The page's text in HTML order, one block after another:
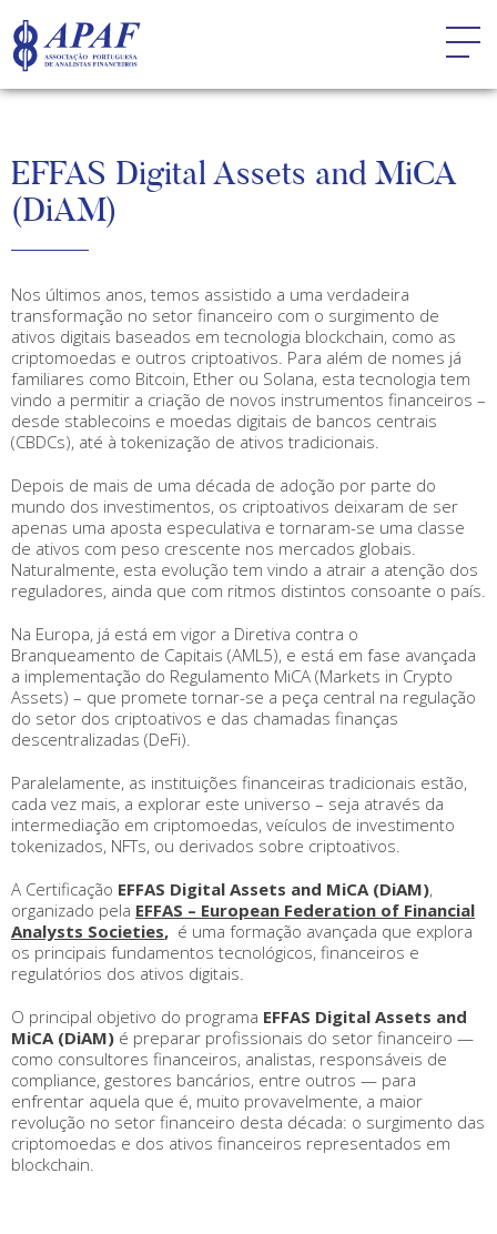
EFFAS Digital Assets and MiCA
(DiAM)
Nos últimos anos, temos assistido a uma verdadeira
transformação no setor financeiro com o surgimento de
ativos digitais baseados em tecnologia blockchain, como as
criptomoedas e outros criptoativos. Para além de nomes já
familiares como Bitcoin, Ether ou Solana, esta tecnologia tem
vindo a permitir a criação de novos instrumentos financeiros –
desde stablecoins e moedas digitais de bancos centrais
(CBDCs), até à tokenização de ativos tradicionais.
Depois de mais de uma década de adoção por parte do
mundo dos investimentos, os criptoativos deixaram de ser
apenas uma aposta especulativa e tornaram-se uma classe
de ativos com peso crescente nos mercados globais.
Naturalmente, esta evolução tem vindo a atrair a atenção dos
reguladores, ainda que com ritmos distintos consoante o país.
Na Europa, já está em vigor a Diretiva contra o
Branqueamento de Capitais (AML5), e está em fase avançada
a implementação do Regulamento MiCA (Markets in Crypto
Assets) – que promete tornar-se a peça central na regulação
do setor dos criptoativos e das chamadas finanças
descentralizadas (DeFi).
Paralelamente, as instituições financeiras tradicionais estão,
cada vez mais, a explorar este universo – seja através da
intermediação em criptomoedas, veículos de investimento
tokenizados, NFTs, ou derivados sobre criptoativos.
A Certificação EFFAS Digital Assets and MiCA (DiAM),
organizado pela EFFAS – European Federation of Financial
Analysts Societies, é uma formação avançada que explora
os principais fundamentos tecnológicos, financeiros e
regulatórios dos ativos digitais.
O principal objetivo do programa EFFAS Digital Assets and
MiCA (DiAM) é preparar profissionais do setor financeiro —
como consultores financeiros, analistas, responsáveis de
compliance, gestores bancários, entre outros — para
enfrentar aquela que é, muito provavelmente, a maior
revolução no setor financeiro desta década: o surgimento das
criptomoedas e dos ativos financeiros representados em
blockchain.